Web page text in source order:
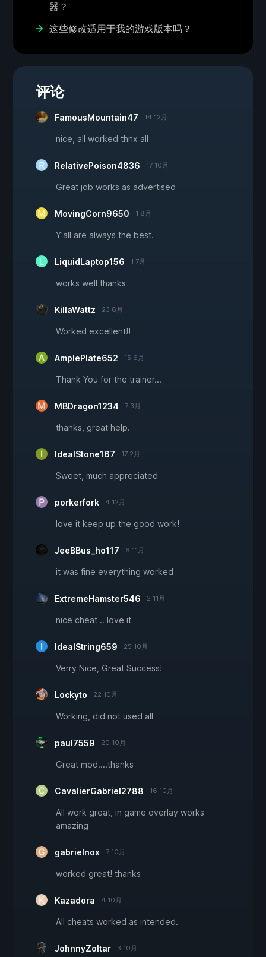
器？
这些修改适用于我的游戏版本吗？
评论
FamousMountain47 14 12月
nice, all worked thnx all
RelativePoison4836 17 10月
Great job works as advertised
MovingCorn9650 1 8月
Y'all are always the best.
LiquidLaptop156 1 7月
works well thanks
KillaWattz 23 6月
Worked excellent!!
AmplePlate652 15 6月
Thank You for the trainer...
MBDragon1234 7 3月
thanks, great help.
IdealStone167 17 2月
Sweet, much appreciated
porkerfork 4 12月
love it keep up the good work!
JeeBBus_ho117 6 11月
it was fine everything worked
ExtremeHamster546 2 11月
nice cheat .. love it
IdealString659 25 10月
Verry Nice, Great Success!
Lockyto 22 10月
Working, did not used all
paul7559 20 10月
Great mod....thanks
CavalierGabriel2788 16 10月
All work great, in game overlay works
amazing
gabrielnox 7 10月
worked great! thanks
Kazadora 4 10月
All cheats worked as intended.
JohnnyZoltar 3 10月